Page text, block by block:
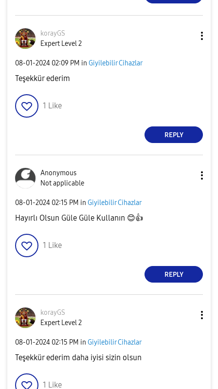
korayGS
Expert Level 2
‎08-01-2024 02:09 PM in Giyilebilir Cihazlar
Teşekkür ederim
1 Like
REPLY
Anonymous
Not applicable
‎08-01-2024 02:15 PM in Giyilebilir Cihazlar
Hayırlı Olsun Güle Güle Kullanın 😊👍
1 Like
REPLY
korayGS
Expert Level 2
‎08-01-2024 02:15 PM in Giyilebilir Cihazlar
Teşekkür ederim daha iyisi sizin olsun
1 Like